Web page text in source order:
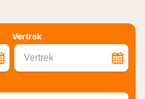
Vertrek
Vertrek